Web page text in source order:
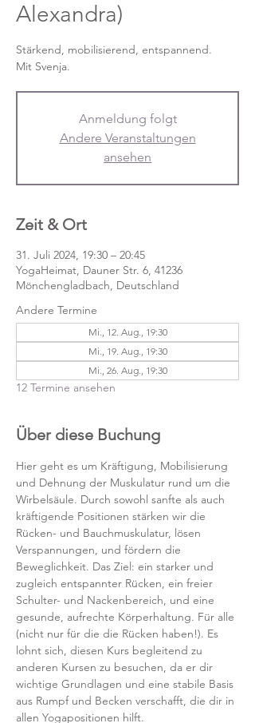
Alexandra)
Stärkend, mobilisierend, entspannend.
Mit Svenja.
Anmeldung folgt
Andere Veranstaltungen
ansehen
Zeit & Ort
31. Juli 2024, 19:30 – 20:45
YogaHeimat, Dauner Str. 6, 41236
Mönchengladbach, Deutschland
Andere Termine
Mi., 12. Aug., 19:30
Mi., 19. Aug., 19:30
Mi., 26. Aug., 19:30
12 Termine ansehen
Über diese Buchung
Hier geht es um Kräftigung, Mobilisierung
und Dehnung der Muskulatur rund um die
Wirbelsäule. Durch sowohl sanfte als auch
kräftigende Positionen stärken wir die
Rücken- und Bauchmuskulatur, lösen
Verspannungen, und fördern die
Beweglichkeit. Das Ziel: ein starker und
zugleich entspannter Rücken, ein freier
Schulter- und Nackenbereich, und eine
gesunde, aufrechte Körperhaltung. Für alle
(nicht nur für die die Rücken haben!). Es
lohnt sich, diesen Kurs begleitend zu
anderen Kursen zu besuchen, da er dir
wichtige Grundlagen und eine stabile Basis
aus Rumpf und Becken verschafft, die dir in
allen Yogapositionen hilft.